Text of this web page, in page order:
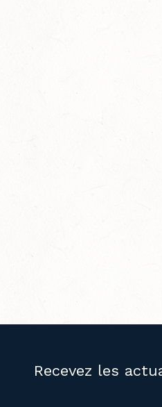
Recevez les